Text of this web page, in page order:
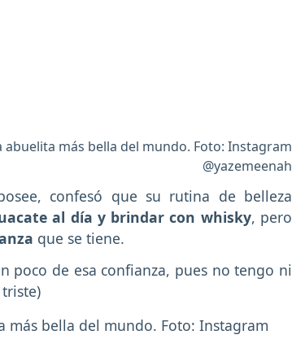
más bella del mundo. Foto: Instagram
@yazemeenah
confesó que su rutina de belleza
al día y brindar con whisky, pero
que se tiene.
poco de esa confianza, pues no tengo ni